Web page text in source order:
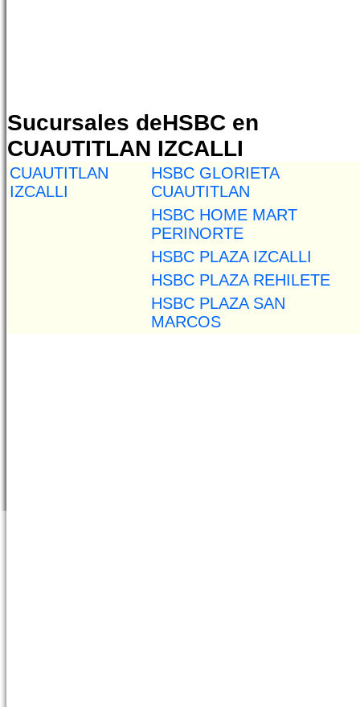
Sucursales deHSBC en
CUAUTITLAN IZCALLI
CUAUTITLAN
IZCALLI
HSBC GLORIETA
CUAUTITLAN
HSBC HOME MART
PERINORTE
HSBC PLAZA IZCALLI
HSBC PLAZA REHILETE
HSBC PLAZA SAN
MARCOS